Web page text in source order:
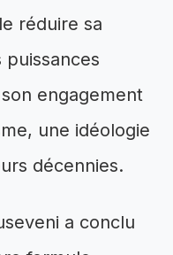
réduire sa
engagement
une idéologie
décennies.
a conclu